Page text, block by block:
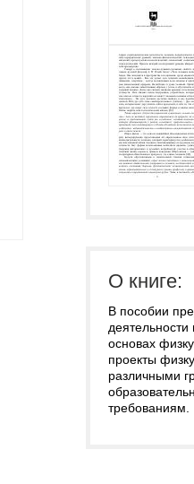
О книге:
В пособии
основах
проекты
различными
требованиям.